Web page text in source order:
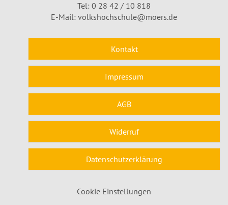
Tel: 0 28 42 / 10 818
E-Mail: volkshochschule@moers.de
Kontakt
Impressum
AGB
Widerruf
Datenschutzerklärung
Cookie Einstellungen